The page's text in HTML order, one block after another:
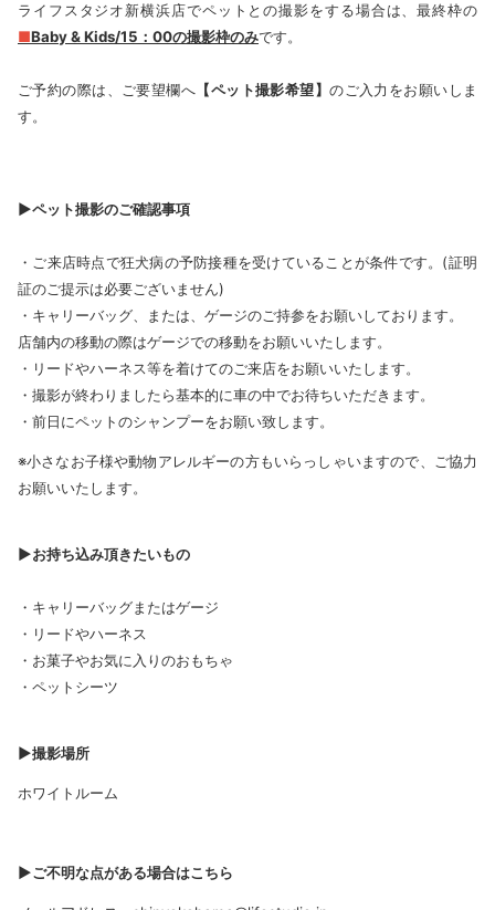
ライフスタジオ新横浜店でペットとの撮影をする場合は、最終枠の
■Baby & Kids/15：00の撮影枠のみです。
ご予約の際は、ご要望欄へ 【ペット撮影希望】のご入力をお願いしま
す。
▶ペット撮影のご確認事項
・ご来店時点で狂犬病の予防接種を受けていることが条件です。(証明
証のご提示は必要ございません)
・キャリーバッグ、または、ゲージのご持参をお願いしております。
店舗内の移動の際はゲージでの移動をお願いいたします。
・リードやハーネス等を着けてのご来店をお願いいたします。
・撮影が終わりましたら基本的に車の中でお待ちいただきます。
・前日にペットのシャンプーをお願い致します。
※小さなお子様や動物アレルギーの方もいらっしゃいますので、ご協力
お願いいたします。
▶お持ち込み頂きたいもの
・キャリーバッグまたはゲージ
・リードやハーネス
・お菓子やお気に入りのおもちゃ
・ペットシーツ
▶撮影場所
ホワイトルーム
▶ご不明な点がある場合はこちら